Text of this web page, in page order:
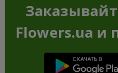
Flowers.ua и